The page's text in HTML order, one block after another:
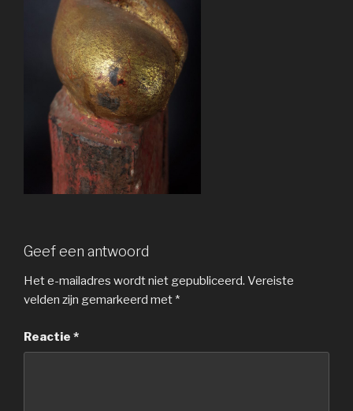
Geef een antwoord
Het e-mailadres wordt niet gepubliceerd. Vereiste
velden zijn gemarkeerd met *
Reactie *